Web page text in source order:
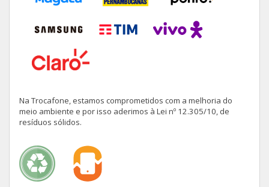
Na Trocafone, estamos comprometidos com a melhoria do
meio ambiente e por isso aderimos à Lei nº 12.305/10, de
resíduos sólidos.